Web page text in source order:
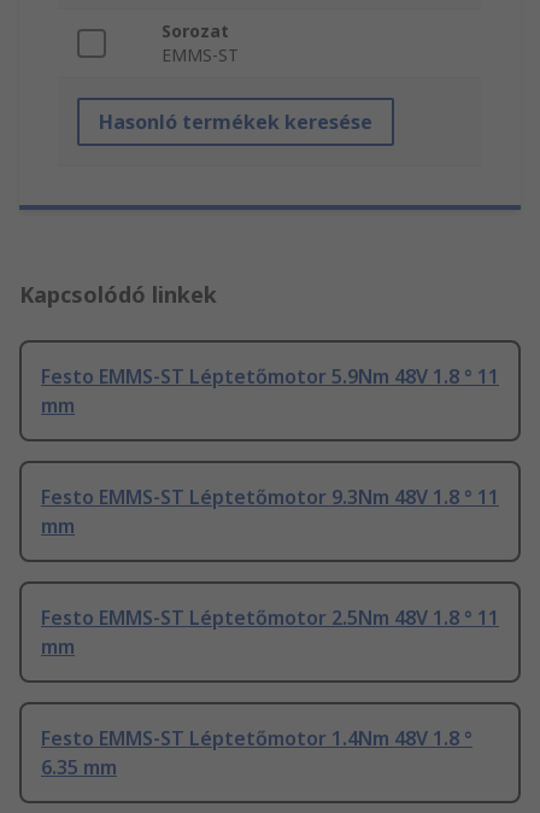
Sorozat
EMMS-ST
Hasonló termékek keresése
Kapcsolódó linkek
Festo EMMS-ST Léptetőmotor 5.9Nm 48V 1.8 ° 11
mm
Festo EMMS-ST Léptetőmotor 9.3Nm 48V 1.8 ° 11
mm
Festo EMMS-ST Léptetőmotor 2.5Nm 48V 1.8 ° 11
mm
Festo EMMS-ST Léptetőmotor 1.4Nm 48V 1.8 °
6.35 mm